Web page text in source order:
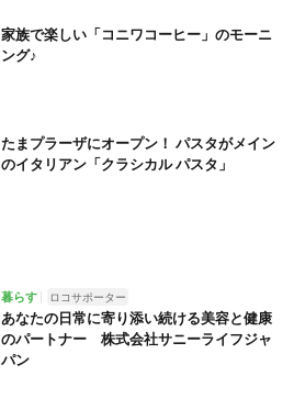
家族で楽しい「コニワコーヒー」のモーニ
ング♪
たまプラーザにオープン！ パスタがメイン
のイタリアン「クラシカル パスタ」
暮らす ロコサポーター
あなたの日常に寄り添い続ける美容と健康
のパートナー 株式会社サニーライフジャ
パン